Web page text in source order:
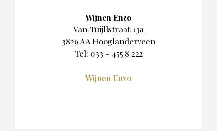
Wijnen Enzo
Van Tuijllstraat 13a
3829 AA Hooglanderveen
Tel: 033 – 455 8 222
Wijnen Enzo